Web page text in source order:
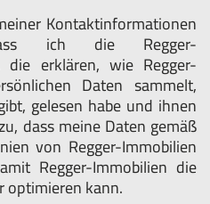
Kontaktinformationen
ich die Regger-
die erklären, wie Regger-
Daten sammelt,
gelesen habe und ihnen
dass meine Daten gemäß
von Regger-Immobilien
Regger-Immobilien die
kann.